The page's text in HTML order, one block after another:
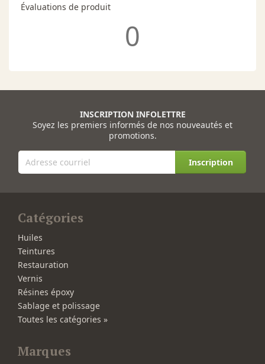
Évaluations de produit
0
INSCRIPTION INFOLETTRE
Soyez les premiers informés de nos nouveautés et
promotions.
Inscription
Catégories
Huiles
Teintures
Restauration
Vernis
Résines époxy
Sablage et polissage
Toutes les catégories »
Marques